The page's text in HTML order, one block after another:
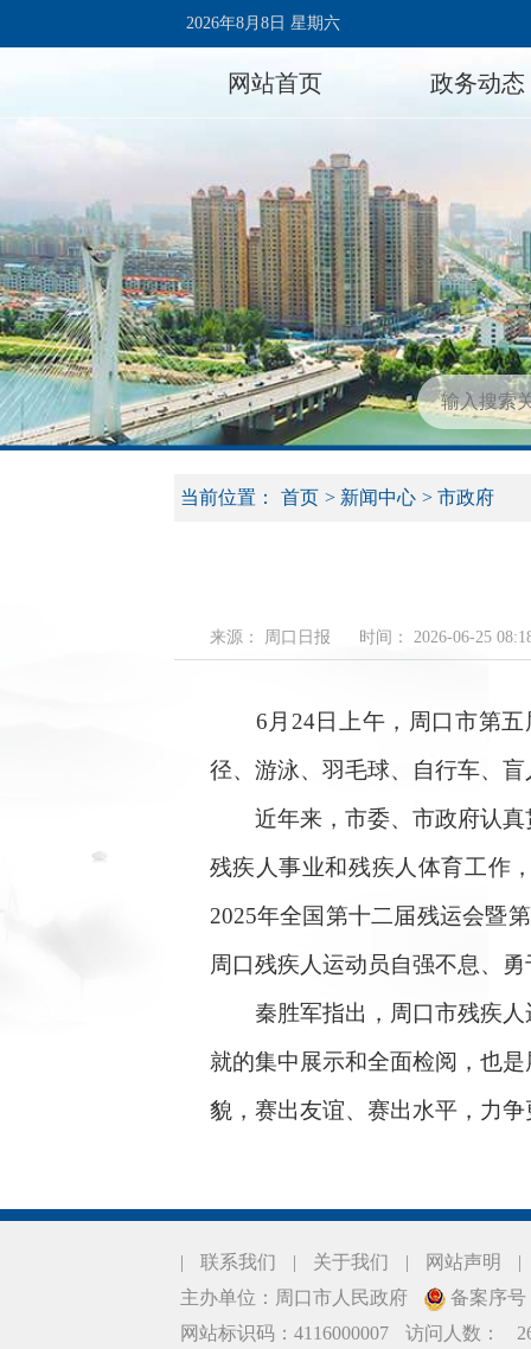
2026年8月8日 星期六
网站首页 政务动态
当前位置： 首页 > 新闻中心 > 市政府
来源： 周口日报 时间： 2026-06-25
6月24日上午，周口市第五
径、游泳、羽毛球、自行车、
近年来，市委、市政府认真
残疾人事业和残疾人体育工作
2025年全国第十二届残运会暨
周口残疾人运动员自强不息、
秦胜军指出，周口市残疾人
就的集中展示和全面检阅，也
貌，赛出友谊、赛出水平，力
| 联系我们 | 关于我们 | 网站声明
|
主办单位：周口市人民政府
备案序号
网站标识码：4116000007
访问人数：